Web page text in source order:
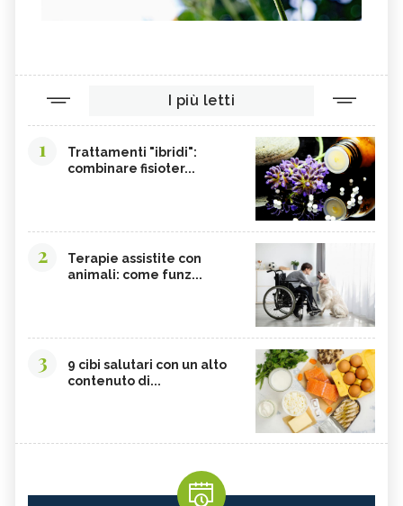
I più letti
1
Trattamenti "ibridi":
combinare fisioter...
2
Terapie assistite con
animali: come funz...
3
9 cibi salutari con un alto
contenuto di...